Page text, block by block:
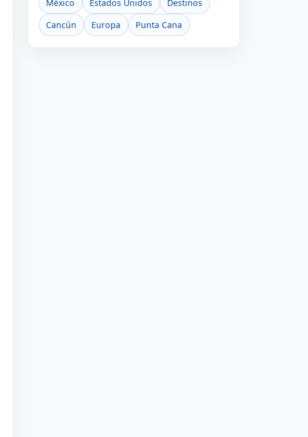
México
Estados Unidos
Destinos
Cancún
Europa Punta Cana